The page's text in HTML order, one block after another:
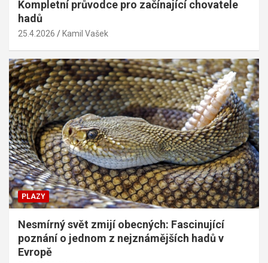
Kompletní průvodce pro začínající chovatele
hadů
25.4.2026 Kamil Vašek
PLAZY
Nesmírný svět zmijí obecných: Fascinující
poznání o jednom z nejznámějších hadů v
Evropě